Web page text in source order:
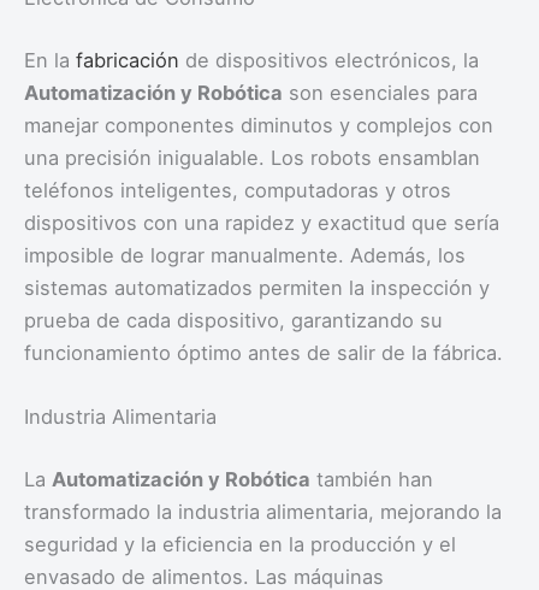
En la fabricación de dispositivos electrónicos, la
Automatización y Robótica son esenciales para
manejar componentes diminutos y complejos con
una precisión inigualable. Los robots ensamblan
teléfonos inteligentes, computadoras y otros
dispositivos con una rapidez y exactitud que sería
imposible de lograr manualmente. Además, los
sistemas automatizados permiten la inspección y
prueba de cada dispositivo, garantizando su
funcionamiento óptimo antes de salir de la fábrica.
Industria Alimentaria
La Automatización y Robótica también han
transformado la industria alimentaria, mejorando la
seguridad y la eficiencia en la producción y el
envasado de alimentos. Las máquinas